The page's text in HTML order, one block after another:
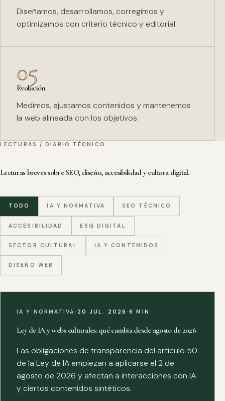
Diseñamos, desarrollamos, corregimos y
optimizamos con criterio técnico y editorial.
05
Evolución
Medimos, ajustamos contenidos y mantenemos
la web alineada con los objetivos.
LECTURAS / DIARIO TÉCNICO
Lecturas breves sobre SEO, diseño, accesibilidad y cultura digital.
TODO IA Y NORMATIVA SEO TÉCNICO
ACCESIBILIDAD ESG DIGITAL
SECTOR CULTURAL IA Y CONTENIDOS
DISEÑO WEB
IA Y NORMATIVA · 20 JUL. 2026·6 MIN
Ley de IA y webs culturales: qué cambia desde agosto de 2026
Las obligaciones de transparencia del artículo 50
de la Ley de IA empiezan a aplicarse el 2 de
agosto de 2026 y afectan a interacciones con IA
y ciertos contenidos sintéticos.